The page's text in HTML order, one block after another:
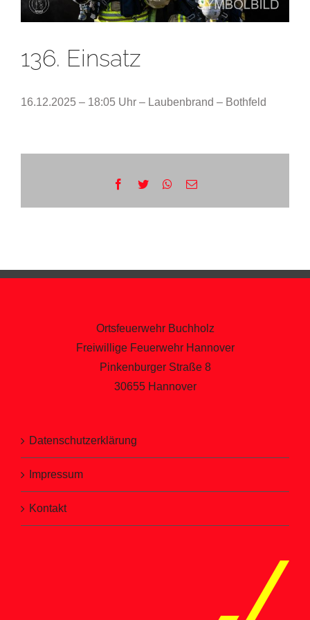
136. Einsatz
16.12.2025 – 18:05 Uhr – Laubenbrand – Bothfeld
Facebook
Twitter WhatsApp
E-
Ortsfeuerwehr Buchholz
Freiwillige Feuerwehr Hannover
Pinkenburger Straße 8
30655 Hannover
Datenschutzerklärung
Impressum
Kontakt